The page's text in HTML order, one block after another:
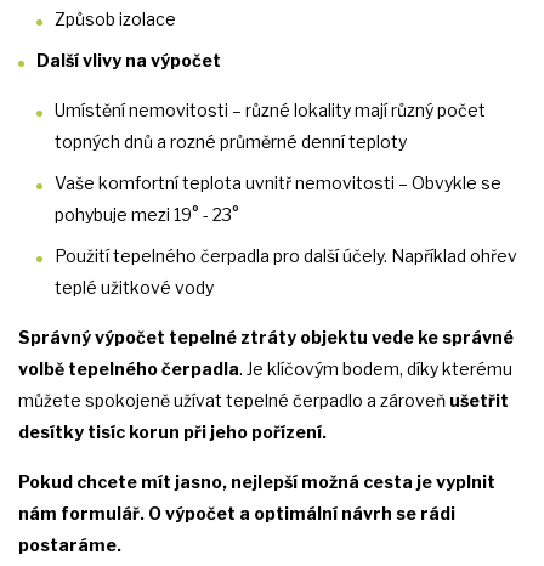
Způsob izolace
Další vlivy na výpočet
Umístění nemovitosti – různé lokality mají různý počet
topných dnů a rozné průměrné denní teploty
Vaše komfortní teplota uvnitř nemovitosti – Obvykle se
pohybuje mezi 19° - 23°
Použití tepelného čerpadla pro další účely. Například ohřev
teplé užitkové vody
Správný výpočet tepelné ztráty objektu vede ke správné
volbě tepelného čerpadla. Je klíčovým bodem, díky kterému
můžete spokojeně užívat tepelné čerpadlo a zároveň ušetřit
desítky tisíc korun při jeho pořízení.
Pokud chcete mít jasno, nejlepší možná cesta je vyplnit
nám formulář. O výpočet a optimální návrh se rádi
postaráme.